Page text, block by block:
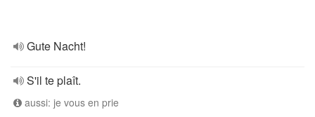
Gute Nacht!
S'il te plaît.
aussi: je vous en prie